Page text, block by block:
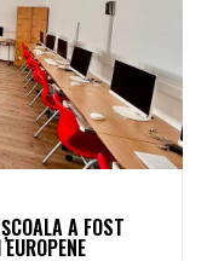
A FOST